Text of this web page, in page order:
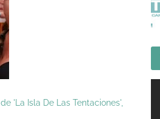
de 'La Isla De Las Tentaciones',